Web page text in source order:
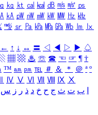
㎏ ㏏ ㎈ ㎉ ㏈ ㎧ ㎨ ㎰
㎄ ㎺ ㎻ ㎽ ㎾ ㎿ ㎐ ㎑
㎯ ㏛ ㎩ ㎪ ㎫ ㎬ ㏝ ㏐
㏓
← ↑ ↓ ↔ 〓 ◁ ◀ ▷ ▶ ♤
▦ ▩ ♨ ☏ ☎ ☜ ☞ ¶ †
™ ㏂ ㏘ ℡ ＃ ＆ ＊ ＠ ª º
Ⅳ Ⅴ Ⅵ Ⅶ Ⅷ Ⅸ Ⅹ
ب ت ث ج ح خ د ذ ر ز س